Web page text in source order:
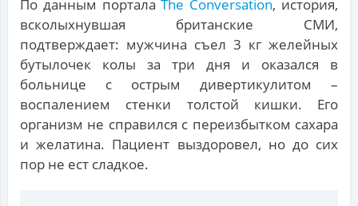
По данным порталаThe Conversation, история,
всколыхнувшая британские СМИ,
подтверждает: мужчина съел 3 кг желейных
бутылочек колы за три дня и оказался в
больнице с острым дивертикулитом –
воспалением стенки толстой кишки. Его
организм не справился с переизбытком сахара
и желатина. Пациент выздоровел, но до сих
пор не ест сладкое.